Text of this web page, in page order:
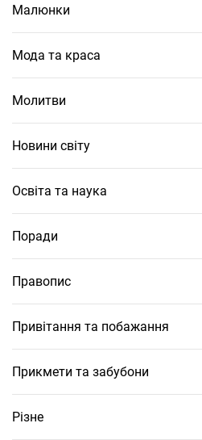
Малюнки
Мода та краса
Молитви
Новини світу
Освіта та наука
Поради
Правопис
Привітання та побажання
Прикмети та забубони
Різне